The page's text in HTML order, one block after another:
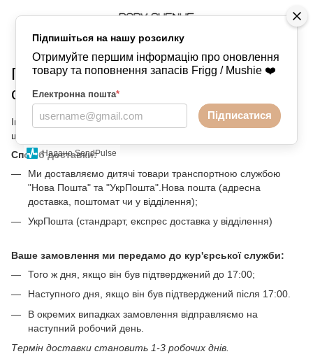
Підпишіться на нашу розсилку
Отримуйте першим інформацію про оновлення
товару та поповнення запасів Frigg / Mushie ❤️
Електронна пошта*
Підписатися
Надано SendPulse
Інформація Правила і умови (Terms and conditions)
Правила і умови (Terms and
conditions)
Інтернет магазин дитячих товарів Baby Avenue - це компанія,
що реалізує товари для дітей оптом та в роздріб.
Спосіб доставки:
Ми доставляємо дитячі товари транспортною службою
"Нова Пошта" та "УкрПошта".Нова пошта (адресна
доставка, поштомат чи у відділення);
УкрПошта (стандрарт, експрес доставка у відділення)
Ваше замовлення ми передамо до кур'єрської служби:
Того ж дня, якщо він був підтверджений до 17:00;
Наступного дня, якщо він був підтверджений після 17:00.
В окремих випадках замовлення відправляємо на
наступний робочий день.
Термін доставки становить 1-3 робочих днів.